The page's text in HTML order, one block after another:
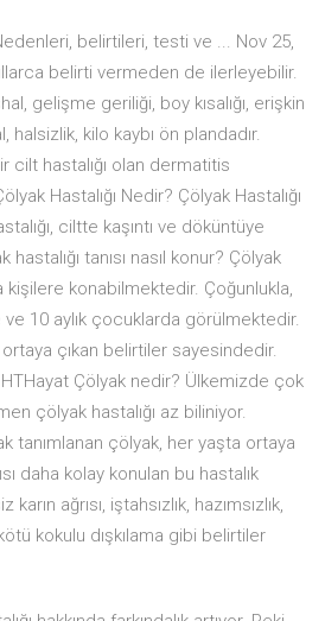
belirtileri, testi ve ... Nov 25,
belirti vermeden de ilerleyebilir.
gelişme geriliği, boy kısalığı, erişkin
kilo kaybı ön plandadır.
cilt hastalığı olan dermatitis
Hastalığı Nedir? Çölyak Hastalığı
ciltte kaşıntı ve döküntüye
tanısı nasıl konur? Çölyak
kişilere konabilmektedir. Çoğunlukla,
ve 10 aylık çocuklarda görülmektedir.
ortaya çıkan belirtiler sayesindedir.
HTHayat Çölyak nedir? Ülkemizde çok
çölyak hastalığı az biliniyor.
tanımlanan çölyak, her yaşta ortaya
daha kolay konulan bu hastalık
ağrısı, iştahsızlık, hazımsızlık,
kokulu dışkılama gibi belirtiler